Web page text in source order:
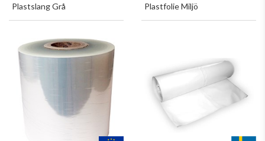
Plastslang Grå Plastfolie Miljö